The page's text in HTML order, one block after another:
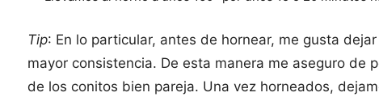
Tip: En lo particular, antes de hornear, me gusta
mayor consistencia. De esta manera me aseguro de
de los conitos bien pareja. Una vez horneados,